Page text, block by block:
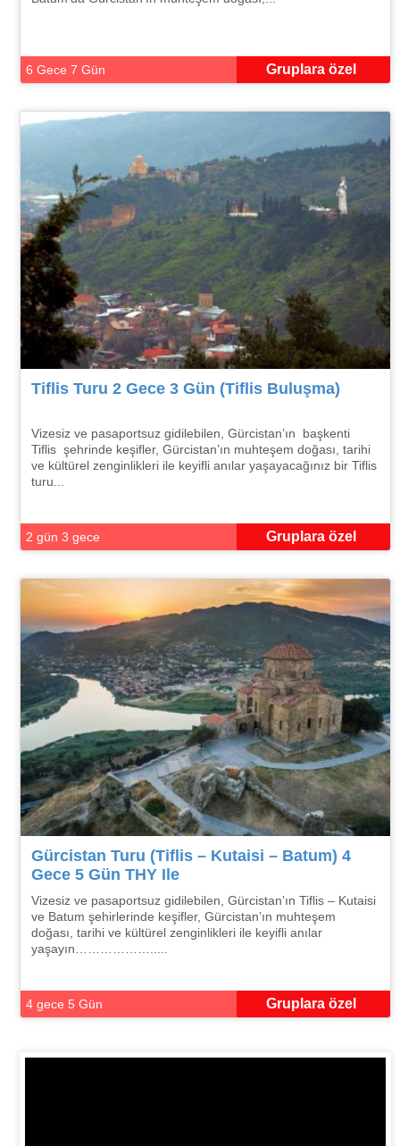
6 Gece 7 Gün Gruplara özel
Tiflis Turu 2 Gece 3 Gün (Tiflis Buluşma)
Vizesiz ve pasaportsuz gidilebilen, Gürcistan’ın başkenti
Tiflis şehrinde keşifler, Gürcistan’ın muhteşem doğası, tarihi
ve kültürel zenginlikleri ile keyifli anılar yaşayacağınız bir Tiflis
turu...
2 gün 3 gece Gruplara özel
Gürcistan Turu (Tiflis – Kutaisi – Batum) 4
Gece 5 Gün THY Ile
Vizesiz ve pasaportsuz gidilebilen, Gürcistan’ın Tiflis – Kutaisi
ve Batum şehirlerinde keşifler, Gürcistan’ın muhteşem
doğası, tarihi ve kültürel zenginlikleri ile keyifli anılar
yaşayın……………….....
4 gece 5 Gün Gruplara özel